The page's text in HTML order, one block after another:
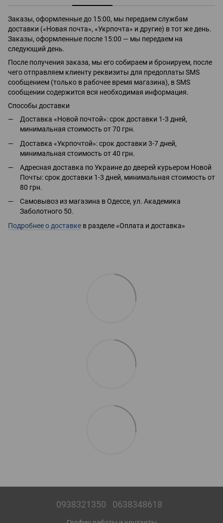
Заказы, оформленные до 15:00, мы передаем службам
доставки («Новая почта», «Укрпочта» и другие) в тот же день.
Заказы, оформленные после 15:00 — мы передаем на
следующий день.
После получения заказа, мы его собираем и бронируем, после
чего отправляем клиенту реквизиты для предоплаты SMS
сообщением (только в рабочее время магазина), в SMS
сообщении содержится вся необходимая информация.
Способы доставки
Доставка «Новой почтой»: срок доставки 1-3 дней,
минимальная стоимость от 70 грн.
Доставка «Укрпочтой»: срок доставки 3-7 дней,
минимальная стоимость от 40 грн.
Адресная доставка по Украине до дверей курьером Новой
Почты: срок доставки 1-3 дней, минимальная стоимость от
80 грн.
Самовывоз из магазина в Одессе, ул. Академика
Заболотного 50.
Подробнее о доставке в разделе «Оплата и доставка»
0938321350 0638348618